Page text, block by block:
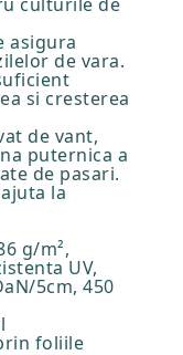
asigura
de vara.
si cresterea
de vant,
puternica a
de pasari.
la
g/m²,
UV,
5cm, 450
foliile